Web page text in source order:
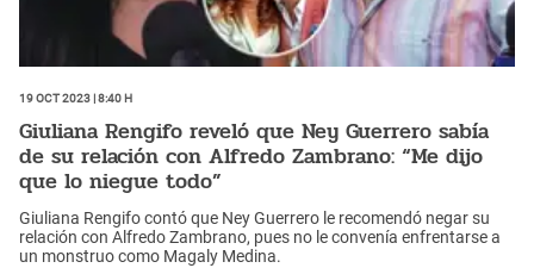
19 Oct 2023 | 8:40 h
Giuliana Rengifo reveló que Ney Guerrero sabía
de su relación con Alfredo Zambrano: “Me dijo
que lo niegue todo”
Giuliana Rengifo contó que Ney Guerrero le recomendó negar su
relación con Alfredo Zambrano, pues no le convenía enfrentarse a
un monstruo como Magaly Medina.